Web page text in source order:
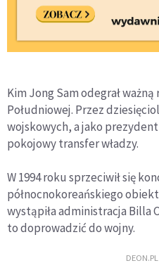
Kim Jong Sam odegrał
Południowej. Przez
wojskowych, a jako
pokojowy transfer władzy.
W 1994 roku sprzeciwił się
północnokoreańskiego
wystąpiła administracja Billa
to doprowadzić do wojny.